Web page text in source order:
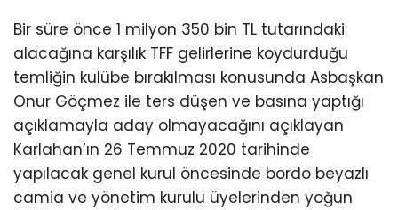
Bir süre önce 1 milyon 350 bin TL tutarındaki
alacağına karşılık TFF gelirlerine koydurduğu
temliğin kulübe bırakılması konusunda Asbaşkan
Onur Göçmez ile ters düşen ve basına yaptığı
açıklamayla aday olmayacağını açıklayan
Karlahan’ın 26 Temmuz 2020 tarihinde
yapılacak genel kurul öncesinde bordo beyazlı
camia ve yönetim kurulu üyelerinden yoğun